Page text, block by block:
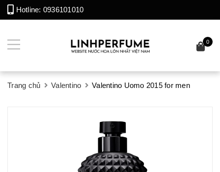
Hotline: 0936101010
0
Trang chủ Valentino Valentino Uomo 2015 for men